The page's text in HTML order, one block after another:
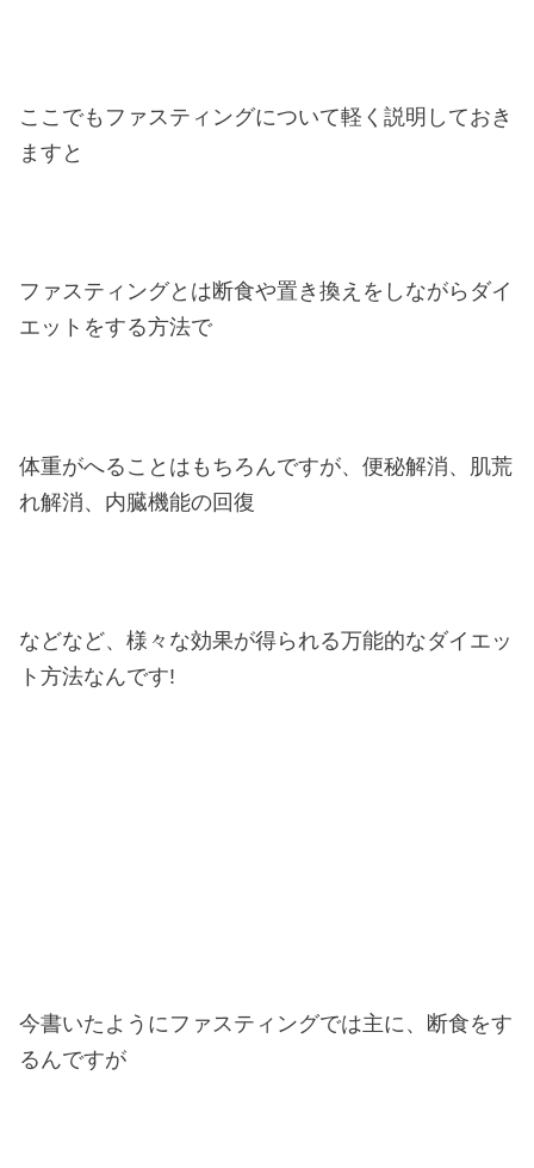
ここでもファスティングについて軽く説明しておき
ますと
ファスティングとは断食や置き換えをしながらダイ
エットをする方法で
体重がへることはもちろんですが、便秘解消、肌荒
れ解消、内臓機能の回復
などなど、様々な効果が得られる万能的なダイエッ
ト方法なんです!
今書いたようにファスティングでは主に、断食をす
るんですが